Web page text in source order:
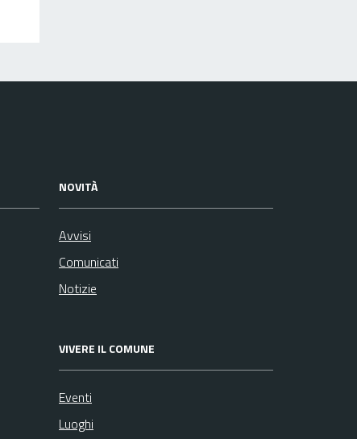
NOVITÀ
Avvisi
Comunicati
Notizie
VIVERE IL COMUNE
Eventi
Luoghi